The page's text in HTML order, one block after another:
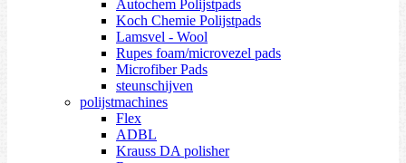
Autochem Polijstpads
Koch Chemie Polijstpads
Lamsvel - Wool
Rupes foam/microvezel pads
Microfiber Pads
steunschijven
polijstmachines
Flex
ADBL
Krauss DA polisher